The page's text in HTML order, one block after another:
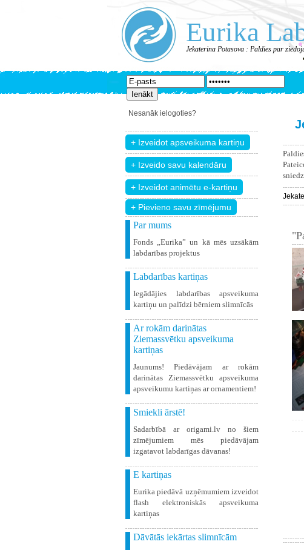
Eurika
Jekaterina Potasova : Paldies par
Nesanāk ielogoties?
+ Pievieno savu zīmējumu
Par mums
Fonds „Eurika” un kā mēs uzsākām
labdarības projektus
Labdarības kartiņas
Iegādājies labdarības apsveikuma
kartiņu un palīdzi bērniem slimnīcās
Ar rokām darinātas
Ziemassvētku apsveikuma
kartiņas
Jaunums! Piedāvājam ar rokām
darinātas Ziemassvētku apsveikuma
apsveikumu kartiņas ar ornamentiem!
Smiekli ārstē!
Sadarbībā ar origami.lv no šiem
zīmējumiem mēs piedāvājam
izgatavot labdarīgas dāvanas!
E kartiņas
Eurika piedāvā uzņēmumiem izveidot
flash elektroniskās apsveikuma
kartiņas
Dāvātās iekārtas slimnīcām